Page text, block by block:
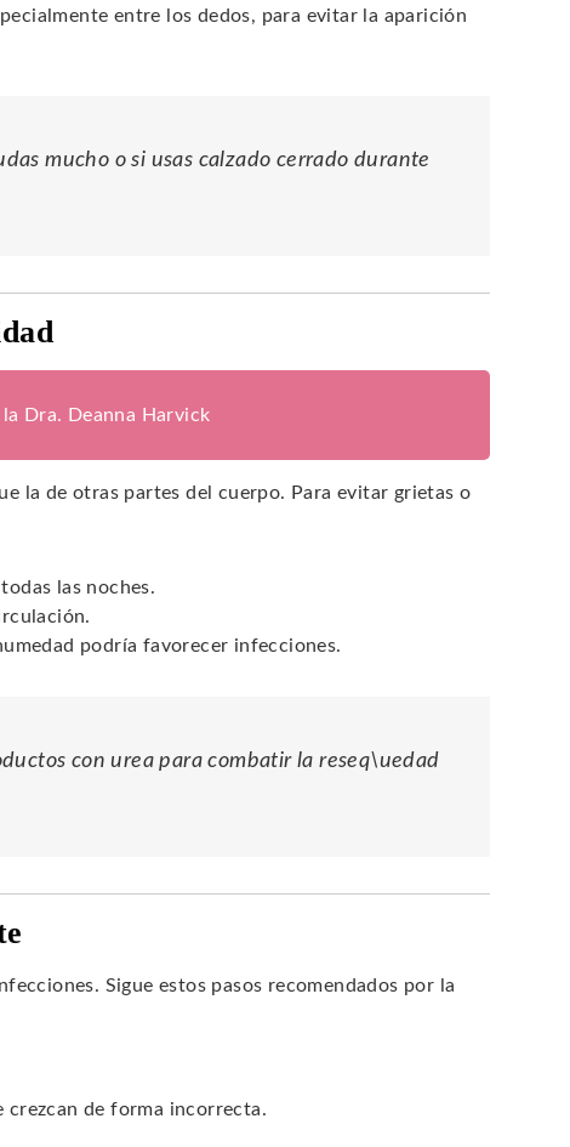
entre los dedos, para evitar la aparición
mucho o si usas calzado cerrado durante
Dra. Deanna Harvick
la de otras partes del cuerpo. Para evitar grietas o
las noches.
podría favorecer infecciones.
con urea para combatir la reseq\uedad
Sigue estos pasos recomendados por la
crezcan de forma incorrecta.